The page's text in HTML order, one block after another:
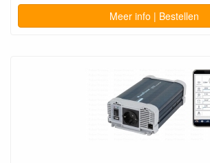
Meer info | Bestellen